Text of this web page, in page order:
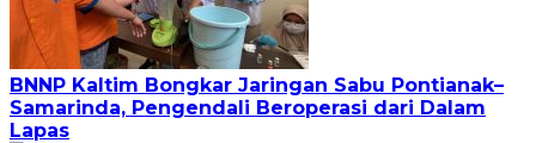
BNNP Kaltim Bongkar Jaringan Sabu Pontianak–
Samarinda, Pengendali Beroperasi dari Dalam
Lapas